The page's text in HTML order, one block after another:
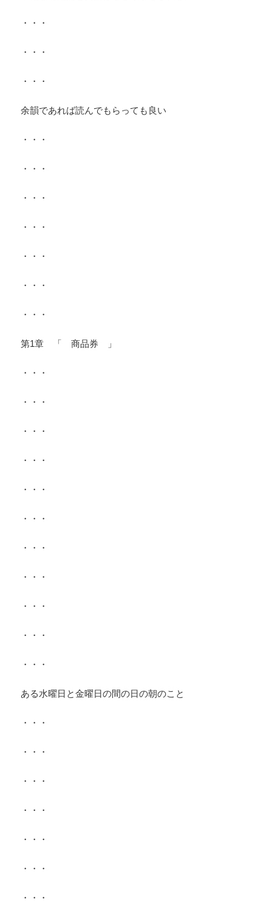
・・・
・・・
・・・
余韻であれば読んでもらっても良い
・・・
・・・
・・・
・・・
・・・
・・・
・・・
第1章 「 商品券 」
・・・
・・・
・・・
・・・
・・・
・・・
・・・
・・・
・・・
・・・
・・・
ある水曜日と金曜日の間の日の朝のこと
・・・
・・・
・・・
・・・
・・・
・・・
・・・